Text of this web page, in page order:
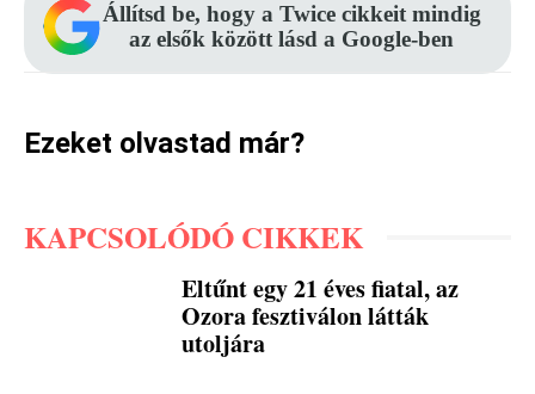
Állítsd be, hogy a Twice cikkeit mindig
az elsők között lásd a Google-ben
Ezeket olvastad már?
KAPCSOLÓDÓ CIKKEK
Eltűnt egy 21 éves fiatal, az
Ozora fesztiválon látták
utoljára